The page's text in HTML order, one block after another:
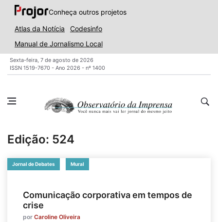
Conheça outros projetos
Atlas da Notícia
Codesinfo
Manual de Jornalismo Local
Sexta-feira, 7 de agosto de 2026
ISSN 1519-7670 - Ano 2026 - nº 1400
Edição: 524
Jornal de Debates Mural
Comunicação corporativa em tempos de
crise
por Caroline Oliveira